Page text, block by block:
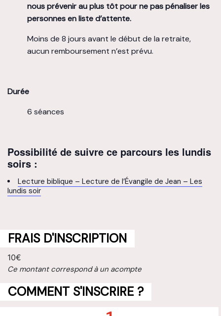
nous prévenir au plus tôt pour ne pas pénaliser les
personnes en liste d’attente.
Moins de 8 jours avant le début de la retraite,
aucun remboursement n’est prévu.
Durée
6 séances
Possibilité de suivre ce parcours les lundis
soirs :
Lecture biblique – Lecture de l’Évangile de Jean – Les
lundis soir
FRAIS D'INSCRIPTION
10€
Ce montant correspond à un acompte
COMMENT S'INSCRIRE ?